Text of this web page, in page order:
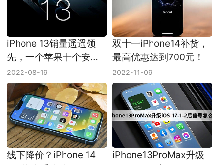
iPhone 13销量遥遥领
先，一个苹果十个安
卓！
2022-08-19
双十一iPhone14补货，
最高优惠达到700元！
2022-11-09
线下降价？iPhone 14
iPhone13ProMax升级